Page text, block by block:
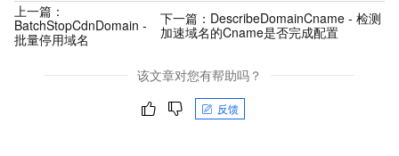
上一篇：
BatchStopCdnDomain -
批量停用域名
下一篇： DescribeDomainCname - 检测
加速域名的Cname是否完成配置
该文章对您有帮助吗？
反馈